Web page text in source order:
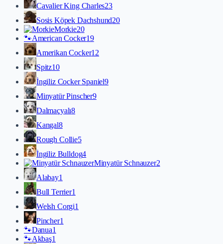
Cavalier King Charles23
Sosis Köpek Dachshund20
Morkie20
🐾American Cocker19
Amerikan Cocker12
Spitz10
İngiliz Cocker Spaniel9
Minyatür Pinscher9
Dalmaçyalı8
Kangal8
Rough Collie5
İngiliz Bulldog4
Minyatür Schnauzer2
Alabay1
Bull Terrier1
Welsh Corgi1
Pincher1
🐾Danua1
🐾Akbaş1